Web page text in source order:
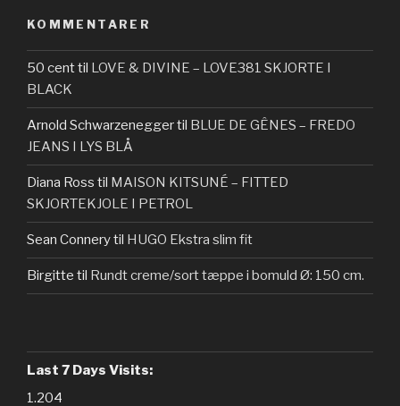
KOMMENTARER
50 centtil LOVE & DIVINE – LOVE381 SKJORTE I
BLACK
Arnold Schwarzeneggertil BLUE DE GÊNES – FREDO
JEANS I LYS BLÅ
Diana Ross til MAISON KITSUNÉ – FITTED
SKJORTEKJOLE I PETROL
Sean Connerytil HUGO Ekstra slim fit
Birgitte til Rundt creme/sort tæppe i bomuld Ø: 150 cm.
Last 7 Days Visits:
1.204